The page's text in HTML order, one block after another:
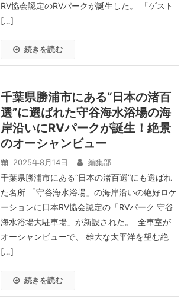
RV協会認定のRVパークが誕生した。 「ゲスト
[…]
続きを読む
千葉県勝浦市にある“日本の渚百
選”に選ばれた守谷海水浴場の海
岸沿いにRVパークが誕生！絶景
のオーシャンビュー
2025年8月14日 編集部
千葉県勝浦市にある“日本の渚百選”にも選ばれ
た名所 「守谷海水浴場」の海岸沿いの絶好ロケ
ーションに日本RV協会認定の「RVパーク 守谷
海水浴場大駐車場」が新設された。 全車室が
オーシャンビューで、 雄大な太平洋を望む絶
[…]
続きを読む